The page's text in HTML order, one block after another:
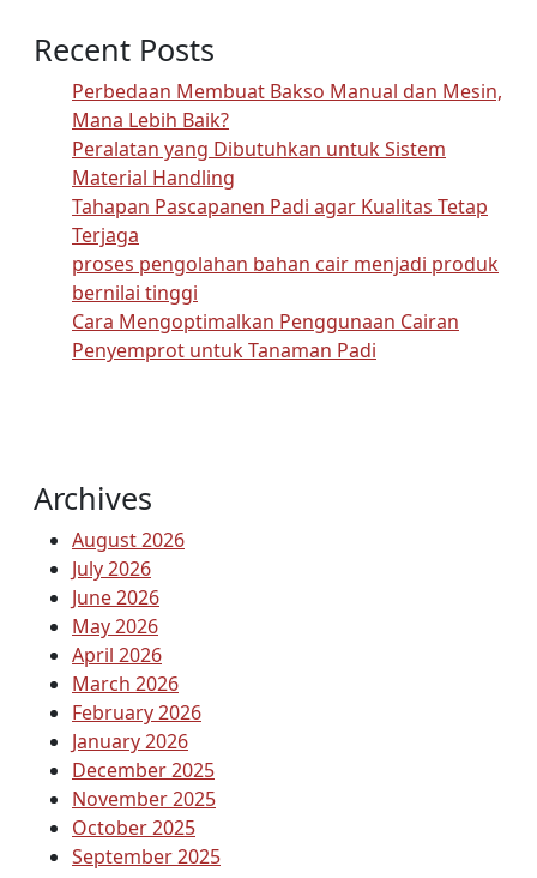
Recent Posts
Perbedaan Membuat Bakso Manual dan Mesin,
Mana Lebih Baik?
Peralatan yang Dibutuhkan untuk Sistem
Material Handling
Tahapan Pascapanen Padi agar Kualitas Tetap
Terjaga
proses pengolahan bahan cair menjadi produk
bernilai tinggi
Cara Mengoptimalkan Penggunaan Cairan
Penyemprot untuk Tanaman Padi
Archives
August 2026
July 2026
June 2026
May 2026
April 2026
March 2026
February 2026
January 2026
December 2025
November 2025
October 2025
September 2025